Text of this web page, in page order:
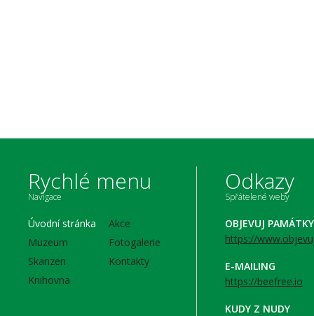
Rychlé menu
Navigace
Úvodní stránka
Muzeum
Skanzen
Knihovna
Akce
Fotogalerie
Kontakty
Odkazy
Spřátelené weby
OBJEVUJ PAMÁTKY
https://
E-MAILING
https://beefree.io
KUDY Z NUDY